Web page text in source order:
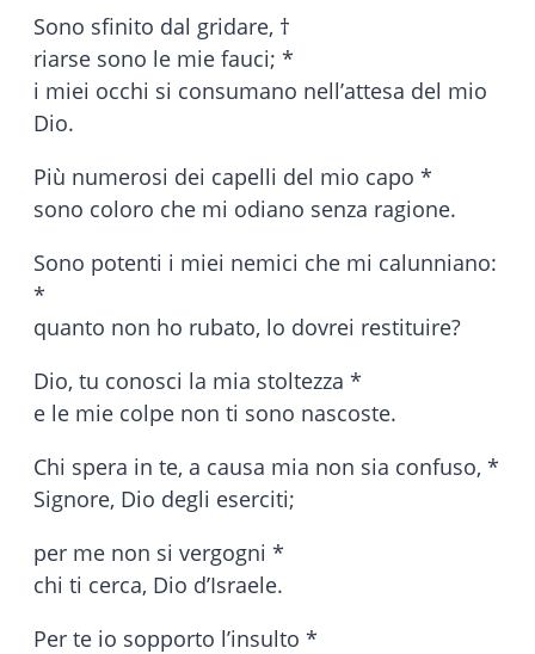
Sono sfinito dal gridare, †
riarse sono le mie fauci; *
i miei occhi si consumano nell’attesa del mio
Dio.
Più numerosi dei capelli del mio capo *
sono coloro che mi odiano senza ragione.
Sono potenti i miei nemici che mi calunniano:
*
quanto non ho rubato, lo dovrei restituire?
Dio, tu conosci la mia stoltezza *
e le mie colpe non ti sono nascoste.
Chi spera in te, a causa mia non sia confuso, *
Signore, Dio degli eserciti;
per me non si vergogni *
chi ti cerca, Dio d’Israele.
Per te io sopporto l’insulto *